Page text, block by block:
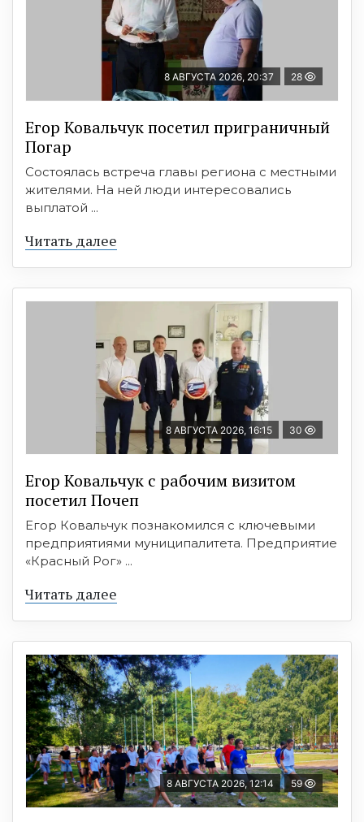
8 АВГУСТА 2026, 20:37 28
Егор Ковальчук посетил приграничный
Погар
Состоялась встреча главы региона с местными
жителями. На ней люди интересовались
выплатой ...
Читать далее
8 АВГУСТА 2026, 16:15 30
Егор Ковальчук с рабочим визитом
посетил Почеп
Егор Ковальчук познакомился с ключевыми
предприятиями муниципалитета. Предприятие
«Красный Рог» ...
Читать далее
8 АВГУСТА 2026, 12:14 59